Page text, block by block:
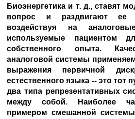
Биоэнергетика и т. д., ставят
вопрос и раздвигают ее
воздействуя на
используемые пациентом
собственного опыта.
аналоговой системы
выражения первичной
естественного языка -- это тот
два типа репрезентативных
между собой. Наиболее
примером смешанной